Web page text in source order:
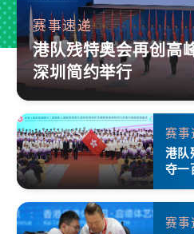
赛事速递
港队残特奥会再创
深圳简约举行
赛事
港
夺一
赛事